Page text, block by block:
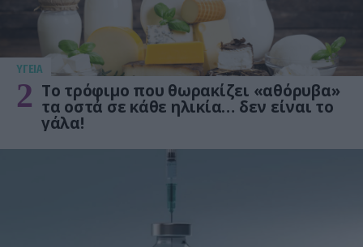
ΥΓΕΙΑ
2 Το τρόφιμο που θωρακίζει «αθόρυβα»
τα οστά σε κάθε ηλικία… δεν είναι το
γάλα!